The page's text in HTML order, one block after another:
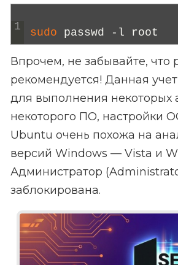
1 sudo passwd - l root
Впрочем, не забывайте, что
рекомендуется! Данная
для выполнения некоторых
некоторого ПО, настройки
Ubuntu очень похожа на
версий Windows — Vista и
Администратор
заблокирована.